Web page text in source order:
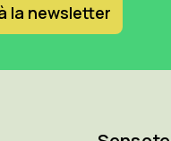
la newsletter